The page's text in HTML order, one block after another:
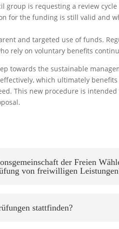
group is requesting a review
for the funding is still valid and
and targeted use of funds.
rely on voluntary benefits
towards the sustainable
which ultimately
This new procedure is
der Freien
von freiwilligen
stattfinden?